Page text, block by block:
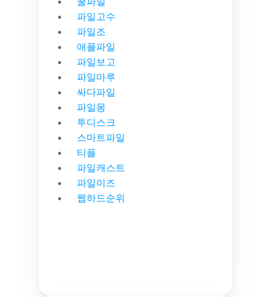
파일고수
파일조
애플파일
파일보고
파일마루
싸다파일
파일몽
투디스크
스마트파일
티플
파일캐스트
파일이즈
웹하드순위